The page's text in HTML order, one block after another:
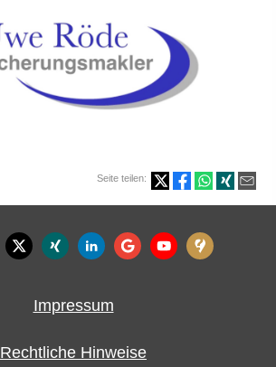
Seite teilen:
Impressum
Rechtliche Hinweise